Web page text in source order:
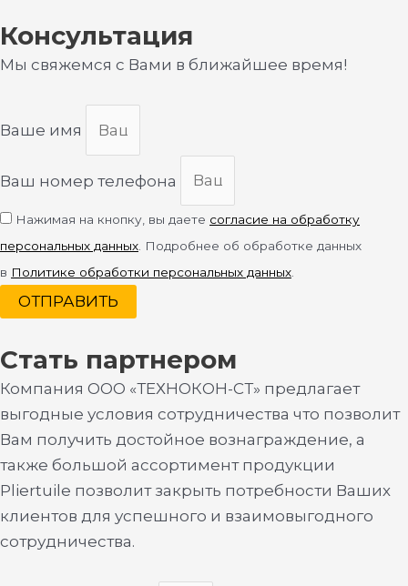
Консультация
Мы свяжемся с Вами в ближайшее время!
Ваше имя
Ваш номер телефона
Нажимая на кнопку, вы даете согласие на обработку
персональных данных . Подробнее об обработке данных
в Политике обработки персональных данных
ОТПРАВИТЬ
Стать партнером
Компания ООО «ТЕХНОКОН-СТ» предлагает
выгодные условия сотрудничества что позволит
Вам получить достойное вознаграждение, а
также большой ассортимент продукции
Pliertuile позволит закрыть потребности Ваших
клиентов для успешного и взаимовыгодного
сотрудничества.